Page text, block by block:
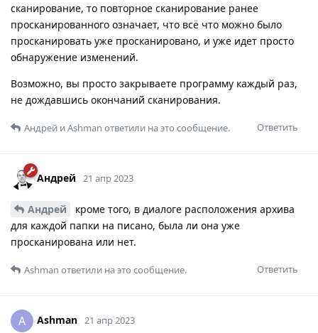
сканирование, то повторное сканирование ранее
просканированного означает, что всё что можно было
просканировать уже просканировано, и уже идет просто
обнаружение изменений.
Возможно, вы просто закрываете программу каждый раз,
не дождавшись окончаний сканирования.
Ответить
Андрей иAshman ответили на это сообщение.
Андрей 21 апр 2023
Андрей
кроме того, в диалоге расположения архива
для каждой папки на писано, была ли она уже
просканирована или нет.
Ответить
Ashman ответили на это сообщение.
A Ashman 21 апр 2023